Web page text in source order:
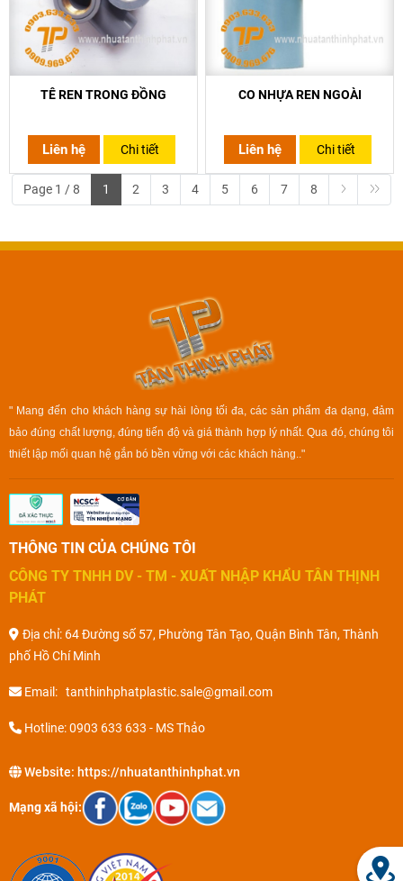
TÊ REN TRONG ĐỒNG
Liên hệ Chi tiết
CO NHỰA REN NGOÀI
Liên hệ Chi tiết
Page 1 / 8 1 2 3 4 5 6 7 8
" Mang đến cho khách hàng sự hài lòng tối đa, các sản phẩm đa dạng, đảm
bảo đúng chất lượng, đúng tiến độ và giá thành hợp lý nhất. Qua đó, chúng tôi
thiết lập mối quan hệ gắn bó bền vững với các khách hàng.."
THÔNG TIN CỦA CHÚNG TÔI
CÔNG TY TNHH DV - TM - XUẤT NHẬP KHẨU TÂN THỊNH
PHÁT
Địa chỉ: 64 Đường số 57, Phường Tân Tạo, Quận Bình Tân, Thành
phố Hồ Chí Minh
Email: tanthinhphatplastic.sale@gmail.com
Hotline: 0903 633 633 - MS Thảo
Website: https://nhuatanthinhphat.vn
Mạng xã hội: